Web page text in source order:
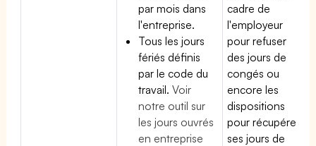
par mois dans
l'entreprise.
Tous les jours
fériés définis
par le code du
travail.Voir
notre outil sur
les jours ouvrés
en entreprise
cadre de
l'employeur
pour refuser
des jours de
congés ou
encore les
dispositions
pour récupérer
ses jours de